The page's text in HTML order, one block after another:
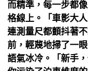
而精準，每一步都
格線上。「車影大
連測量尺都顫抖著
前，輕蔑地掃了一
語氣冰冷。「新手